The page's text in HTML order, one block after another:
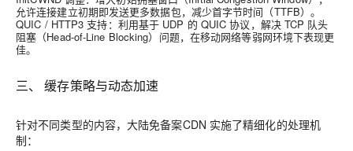
允许连接建立初期即发送更多数据包，减少首字节时间（TTFB）。
QUIC / HTTP3 支持：利用基于 UDP 的 QUIC 协议，解决 TCP 队头
阻塞（Head-of-Line Blocking）问题，在移动网络等弱网环境下表现更
佳。
三、 缓存策略与动态加速
针对不同类型的内容，大陆免备案CDN 实施了精细化的处理机
制：